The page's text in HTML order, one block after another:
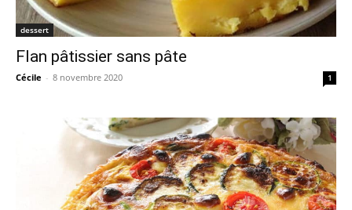
dessert
Flan pâtissier sans pâte
Cécile - 8 novembre 2020 1